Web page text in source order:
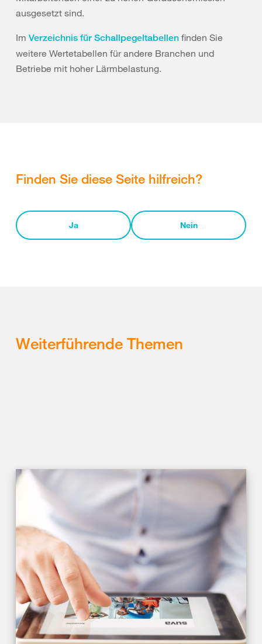
ausgesetzt sind.
Im Verzeichnis für Schallpegeltabellen finden Sie
weitere Wertetabellen für andere Branchen und
Betriebe mit hoher Lärmbelastung.
Finden Sie diese Seite hilfreich?
Ja Nein
Weiterführende Themen